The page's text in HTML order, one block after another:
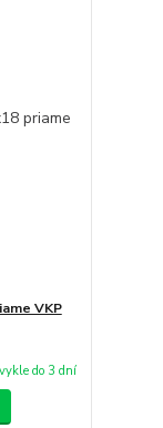
VKP
do 3 dní